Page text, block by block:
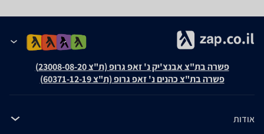
פשרה בת"צ אבנצ'יק נ' זאפ גרופ (ת"צ 23008-08-20)
פשרה בת"צ כהנים נ' זאפ גרופ (ת"צ 60371-12-19)
אודות